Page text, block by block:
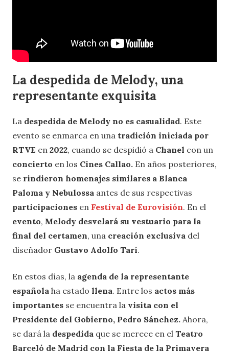
La despedida de Melody, una
representante exquisita
La despedida de Melody no es casualidad. Este
evento se enmarca en una tradición iniciada por
RTVE en 2022, cuando se despidió a Chanel con un
concierto en los Cines Callao. En años posteriores,
se rindieron homenajes similares a Blanca
Paloma y Nebulossa antes de sus respectivas
participaciones en Festival de Eurovisión.​ En el
evento, Melody desvelará su vestuario para la
final del certamen, una creación exclusiva del
diseñador Gustavo Adolfo Tarí.
En estos días, la agenda de la representante
española ha estado llena. Entre los actos más
importantes se encuentra la visita con el
Presidente del Gobierno, Pedro Sánchez. Ahora,
se dará la despedida que se merece en el Teatro
Barceló de Madrid con la Fiesta de la Primavera